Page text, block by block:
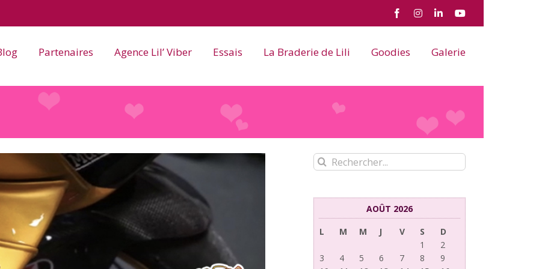
FacebookInstagram
LinkedInYouTube
Partenaires Agence Lil’ Viber Essais La Braderie de Lili Goodies Galerie
Rechercher:
AOÛT 2026
L
M M J V S
D
1
2
3
4 5 6 7 8
9